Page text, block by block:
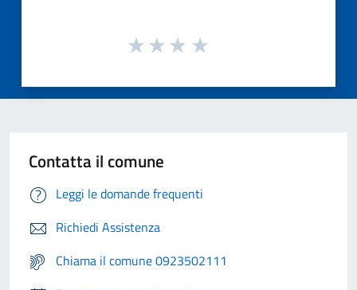
Contatta il comune
Leggi le domande frequenti
Richiedi Assistenza
Chiama il comune 0923502111